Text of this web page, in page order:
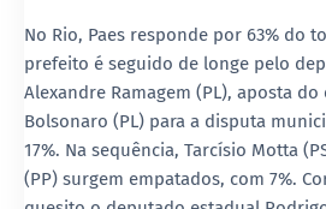
No Rio, Paes responde por 63% do
prefeito é seguido de longe pelo
Alexandre Ramagem (PL), aposta
Bolsonaro (PL) para a disputa
17%. Na sequência, Tarcísio Motta
(PP) surgem empatados, com 7%.